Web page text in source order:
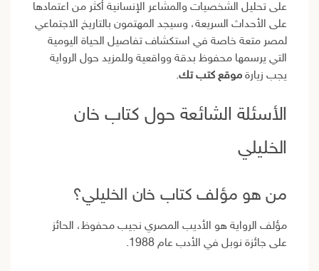
على تحليل الشخصيات والمشاعر الإنسانية أكثر من اعتمادها
على الأحداث السريعة، وسيجد المهتمون بالتاريخ الاجتماعي
لمصر متعة خاصة في استكشاف تفاصيل الحياة اليومية
التي يرسمها محفوظ بدقة وواقعية وللمزيد حول الرواية
يجب زيارة موقع كتب تك.
الأسئلة الشائعة حول كتاب خان
الخليلي
من هو مؤلف كتاب خان الخليلي؟
مؤلف الرواية هو الأديب المصري نجيب محفوظ، الحائز
على جائزة نوبل في الأدب عام 1988.